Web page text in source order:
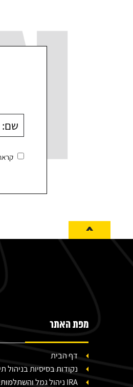
^
מפת האתר
דף הבית
נקודות בסיסיות בניהול
IRA ניהול גמל והשתלמות